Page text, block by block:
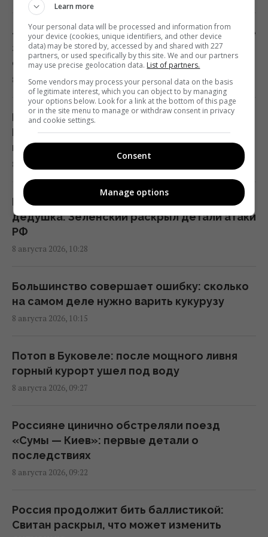
10:42 суббота, 08 августа 2026
Водоснабжение Львовской области под
угрозой: "Бориславская нефтяная
компания" просит Зеленского
пересмотреть санкции
10:13 суббота, 08 августа 2026
Европу накрыла новая волна жары: каким
курортам грозят лесные пожары и
опасность
10:08 суббота, 08 августа 2026
Разведка США связывает с Россией дрон
со взрывчаткой в аэропорту Лейпцига, –
09:59 суббота, 08 августа 2026
Поваров спросили, как правильно готовить
09:55 суббота, 08 августа 2026
В США ученые обнаружили рыбу, которая
известно
09:30 суббота, 08 августа 2026
"Этому человеку не место здесь": Усик
Олимпиаде
09:27 суббота, 08 августа 2026
«Впервые полки настолько пусты»: в Киеве
заметили тревожную картину в
супермаркетах
8 августа 2026, 11:11
Первая смена после больничного: ракета
РФ убила на станции под Киевом маму
маленькой девочки
8 августа 2026, 10:39
Погибли 3-летний мальчик, его бабушка и
дедушка: Зеленский раскрыл детали атаки
РФ
8 августа 2026, 10:28
Большинство совершает ошибку: сколько
на самом деле нужно варить кукурузу
8 августа 2026, 10:15
Потоп в Буковеле: после мощного ливня
горный курорт ушел под воду
8 августа 2026, 09:27
Россияне цинично обстреляли поезд
«Сумы — Киев»: первые детали о
последствиях
8 августа 2026, 09:22
Россия продолжит бить баллистикой:
Свитан раскрыл, что может изменить
Learn more
Your personal data will be processed and information from
your device (cookies, unique identifiers, and other device
data) may be stored by, accessed by and shared with 227
partners, or used specifically by this site. We and our partners
may use precise geolocation data. List of partners.
Some vendors may process your personal data on the basis
of legitimate interest, which you can object to by managing
your options below. Look for a link at the bottom of this page
or in the site menu to manage or withdraw consent in privacy
and cookie settings.
Consent
Manage options